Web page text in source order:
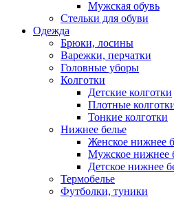
Мужская обувь
Стельки для обуви
Одежда
Брюки, лосины
Варежки, перчатки
Головные уборы
Колготки
Детские колготки
Плотные
Тонкие колготки
Нижнее белье
Женское нижнее
Мужское нижнее
Детское нижнее
Термобелье
Футболки, туники